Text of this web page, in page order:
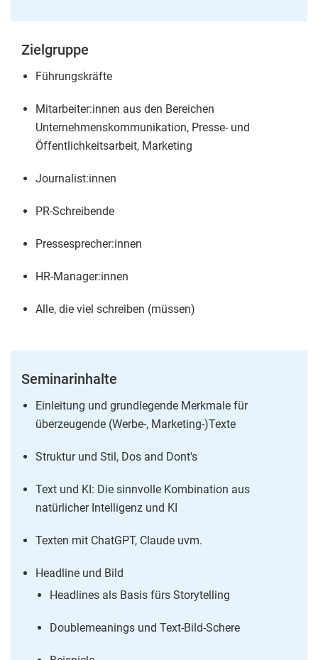
Zielgruppe
Führungskräfte
Mitarbeiter:innen aus den Bereichen
Unternehmenskommunikation, Presse- und
Öffentlichkeitsarbeit, Marketing
Journalist:innen
PR-Schreibende
Pressesprecher:innen
HR-Manager:innen
Alle, die viel schreiben (müssen)
Seminarinhalte
Einleitung und grundlegende Merkmale für
überzeugende (Werbe-, Marketing-)Texte
Struktur und Stil, Dos and Dont's
Text und KI: Die sinnvolle Kombination aus
natürlicher Intelligenz und KI
Texten mit ChatGPT, Claude uvm.
Headline und Bild
Headlines als Basis fürs Storytelling
Doublemeanings und Text-Bild-Schere